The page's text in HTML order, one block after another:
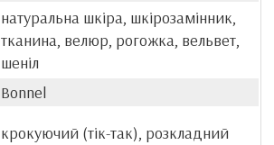
натуральна шкіра, шкірозамінник,
тканина, велюр, рогожка, вельвет,
шеніл
Bonnel
крокуючий (тік-так), розкладний